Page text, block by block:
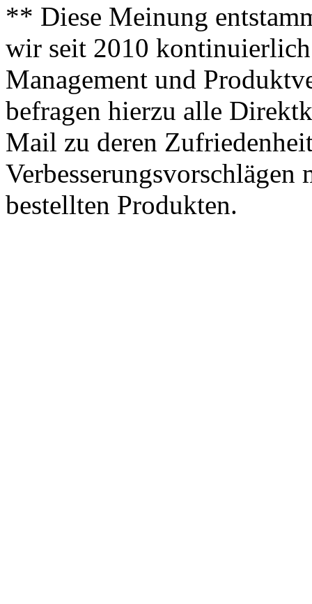
** Diese Meinung
wir seit 2010
Management und
befragen hierzu alle
Mail zu deren
bestellten Produkten.